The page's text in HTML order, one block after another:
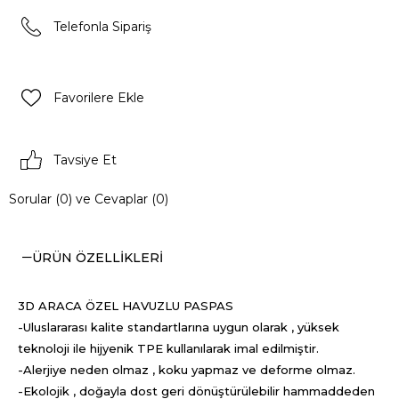
Telefonla Sipariş
Favorilere Ekle
Tavsiye Et
Sorular (0) ve Cevaplar (0)
ÜRÜN ÖZELLIKLERI
3D ARACA ÖZEL HAVUZLU PASPAS
-Uluslararası kalite standartlarına uygun olarak , yüksek
teknoloji ile hijyenik TPE kullanılarak imal edilmiştir.
-Alerjiye neden olmaz , koku yapmaz ve deforme olmaz.
-Ekolojik , doğayla dost geri dönüştürülebilir hammaddeden